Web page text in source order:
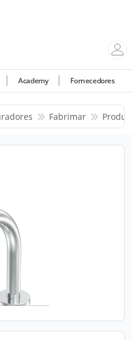
Academy Fornecedores
Fabrimar